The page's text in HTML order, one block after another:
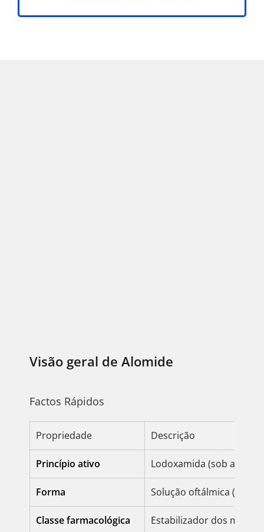
Visão geral de Alomide
Factos Rápidos
Propriedade Descrição
Princípio ativo Lodoxamida (sob a
Forma Solução oftálmica
Classe farmacológica Estabilizador dos